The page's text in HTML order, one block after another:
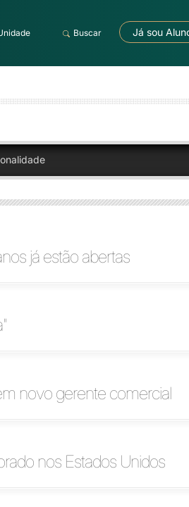
Buscar Já sou
já estão abertas
novo gerente comercial
nos Estados Unidos